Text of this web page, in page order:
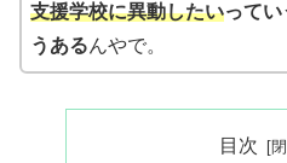
支援学校に異動したいってい
うあるんやで。
目次